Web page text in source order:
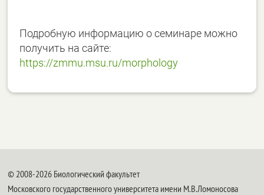
Подробную информацию о семинаре можно
получить на сайте:
https://zmmu.msu.ru/morphology
© 2008-2026 Биологический факультет
Московского государственного университета имени М.В.Ломоносова